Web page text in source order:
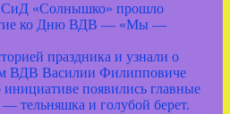
«Солнышко» прошло
ко Дню ВДВ — «Мы —
праздника и узнали о
ВДВ Василии Филипповиче
появились главные
тельняшка и голубой берет.